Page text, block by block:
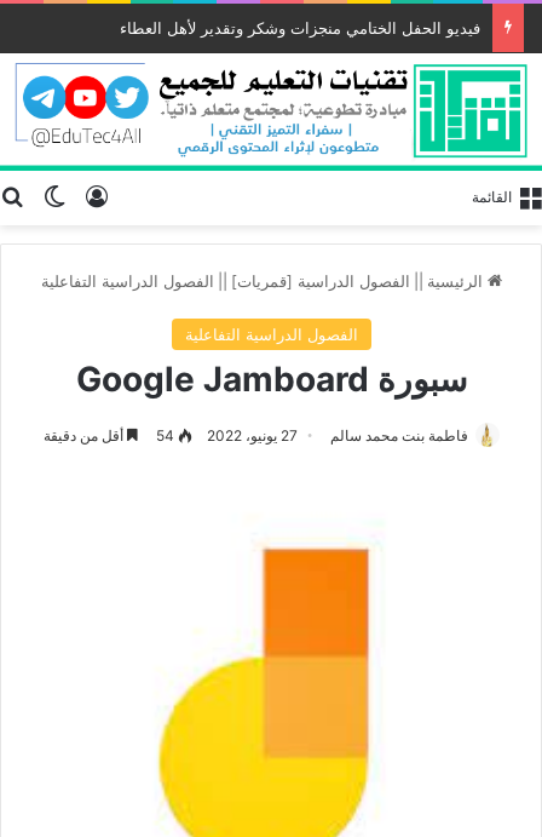
فيديو الحفل الختامي منجزات وشكر وتقدير لأهل العطاء
تسجيل القائمة
الرئيسية الفصول الدراسية [قمريات] الفصول الدراسية التفاعلية
الفصول الدراسية التفاعلية
سبورة Google Jamboard
فاطمة بنت محمد سالم 27 يونيو، 2022 54 أقل من دقيقة